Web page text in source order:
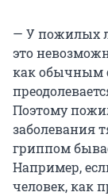
— У пожилых
это
как обычным
Поэтому
заболевания
гриппом
Например,
человек, как